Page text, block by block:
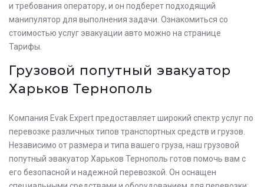
и требования оператору, и он подберет подходящий
манипулятор для выполнения задачи. Ознакомиться со
стоимостью услуг эвакуации авто можно на странице
Тарифы.
Грузовой попутный эвакуатор
Харьков Тернополь
Компания Evak Expert предоставляет широкий спектр услуг по
перевозке различных типов транспортных средств и грузов.
Независимо от размера и типа вашего груза, наш грузовой
попутный эвакуатор Харьков Тернополь готов помочь вам с
его безопасной и надежной перевозкой. Он оснащен